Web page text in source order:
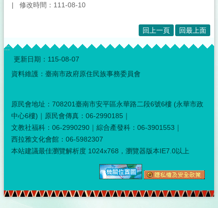
修改時間：111-08-10
回上一頁 回最上面
:::
更新日期： 115-08-07
資料維護：臺南市政府原住民族事務委員會
原民會地址：708201臺南市安平區永華路二段6號6樓 (永華市政
中心6樓)｜原民會傳真：06-2990185｜
文教社福科：06-2990290｜綜合產發科：06-3901553｜
西拉雅文化會館：06-5982307
本站建議最佳瀏覽解析度 1024x768，瀏覽器版本IE7.0以上